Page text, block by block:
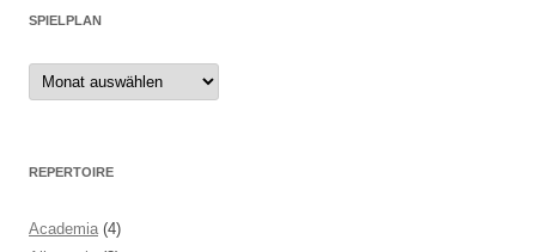
SPIELPLAN
Spielplan
REPERTOIRE
Academia (4)